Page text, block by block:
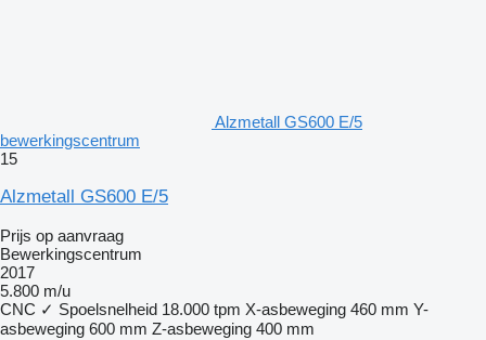
Alzmetall GS600 E/5
bewerkingscentrum
15
Alzmetall GS600 E/5
Prijs op aanvraag
Bewerkingscentrum
2017
5.800 m/u
CNC ✓ Spoelsnelheid 18.000 tpm X-asbeweging 460 mm Y-
asbeweging 600 mm Z-asbeweging 400 mm